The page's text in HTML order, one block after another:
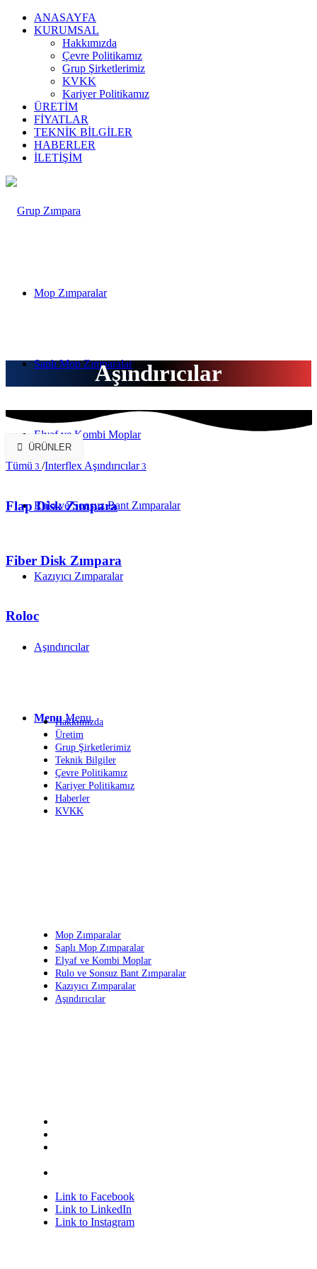
ANASAYFA
KURUMSAL
Hakkımızda
Çevre Politikamız
Grup Şirketlerimiz
KVKK
Kariyer Politikamız
ÜRETİM
FİYATLAR
TEKNİK BİLGİLER
HABERLER
İLETİŞİM
Mop Zımparalar
Saplı Mop Zımparalar
Elyaf ve Kombi Moplar
Rulo ve Sonsuz Bant Zımparalar
Kazıyıcı Zımparalar
Aşındırıcılar
Menu Menu
Aşındırıcılar
ÜRÜNLER
Tümü 3 /Interflex Aşındırıcılar3
Flap Disk Zımpara
Fiber Disk Zımpara
Roloc
Hakkımızda
Üretim
Grup Şirketlerimiz
Teknik Bilgiler
Çevre Politikamız
Kariyer Politikamız
Haberler
KVKK
Mop Zımparalar
Saplı Mop Zımparalar
Elyaf ve Kombi Moplar
Rulo ve Sonsuz Bant Zımparalar
Kazıyıcı Zımparalar
Aşındırıcılar
Link to Facebook
Link to LinkedIn
Link to Instagram